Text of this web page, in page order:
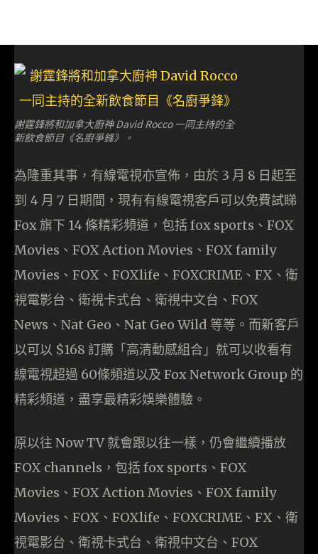
謝霆鋒將和加拿大廚神 David Rocco 一同主持的全
新飲食節目《名廚爭鋒》。
為隆重其事，有線電視亦宣佈，由於 3 月 8 日起至
到 4 月 7 日期間，現有有線電視客戶可以免費試睇
Fox 旗下 14 條精彩頻道，包括 fox sports、FOX
Movies、FOX Action Movies、FOX family
Movies、FOX、FOXlife、FOXCRIME、FX、衛
視電影台、衛視卡式台、衛視中文台、FOX
News、Nat Geo、Nat Geo Wild 等等。而新客戶
以可以 $168 訂購「高清動感組合」就可以收看有
線電視超過 60條頻道以及 Fox Network Group 的
精彩頻道，盡享最精彩娛樂體驗。
原以往 Now TV 就會跟以往一樣，仍會繼續播放
FOX channels，包括 fox sports、FOX
Movies、FOX Action Movies、FOX family
Movies、FOX、FOXlife、FOXCRIME、FX、衛
視電影台、衛視卡式台、衛視中文台、FOX